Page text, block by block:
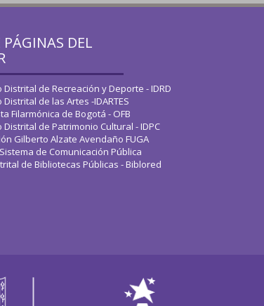
PÁGINAS DEL
Distrital de Recreación y Deporte - IDRD
de las Artes -IDARTES
Filarmónica de Bogotá - OFB
Distrital de Patrimonio Cultural - IDPC
Gilberto Alzate Avendaño FUGA
de Comunicación Pública
de Bibliotecas Públicas - Biblored